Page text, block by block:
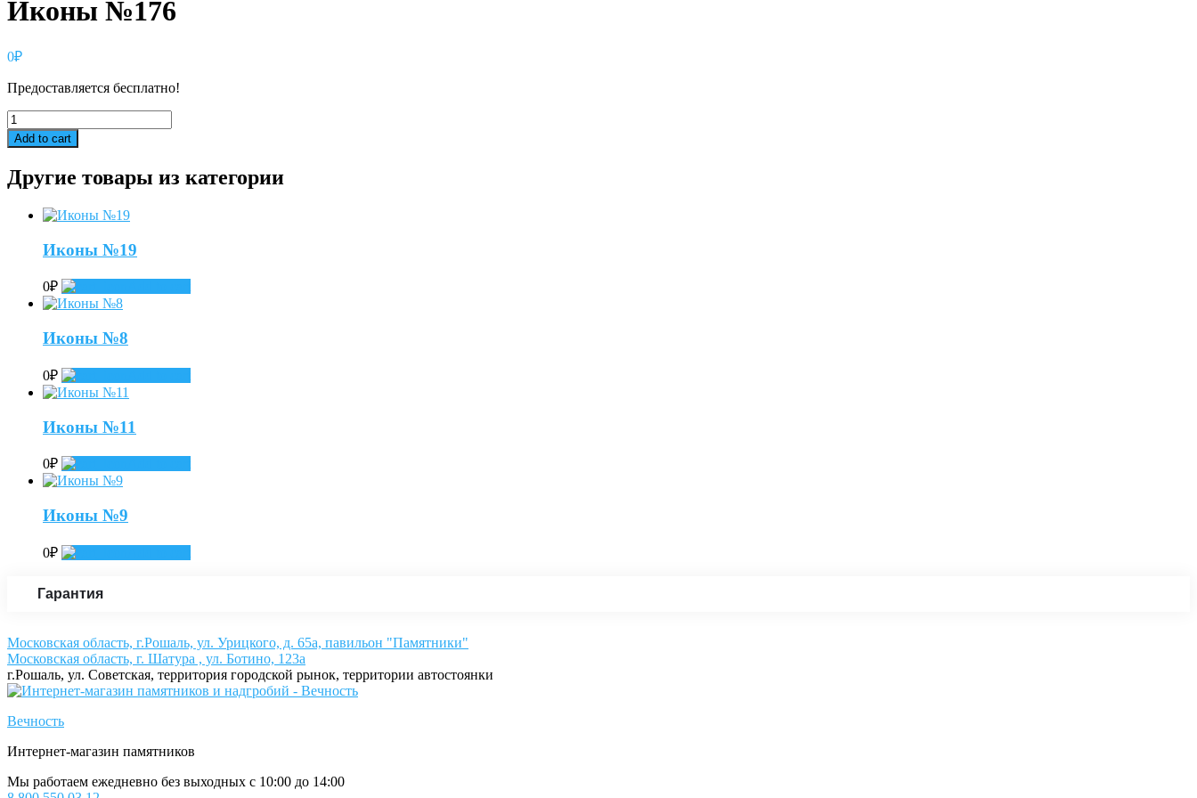
Иконы №176
0₽
Предоставляется бесплатно!
Иконы
№176
quantity
Add to cart
Другие товары из категории
Иконы №19
0₽
Иконы №8
0₽
Иконы №11
0₽
Иконы №9
0₽
Гарантия
Московская область, г.Рошаль, ул. Урицкого, д. 65а, павильон "Памятники"
Московская область, г. Шатура , ул. Ботино, 123а
г.Рошаль, ул. Советская, территория городской рынок, территории автостоянки
Вечность
Интернет-магазин памятников
Мы работаем ежедневно без выходных с 10:00 до 14:00